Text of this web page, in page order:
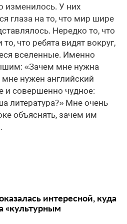
изменилось. У них
глаза на то, что мир шире
Нередко то, что
что ребята видят вокруг,
вселенные. Именно
«Зачем мне нужна
нужен английский
и совершенно чудное:
литература?» Мне очень
объяснять, зачем им
интересной, куда
«культурным